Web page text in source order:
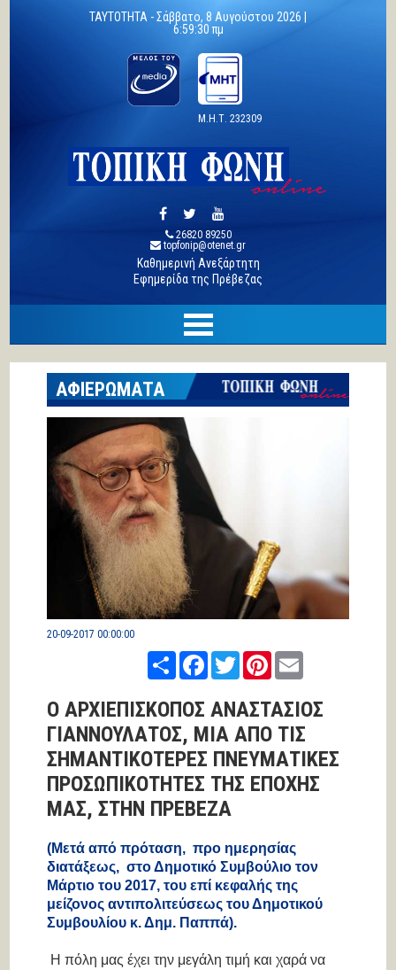
TAYTOTHTA -Σάββατο, 8 Αυγούστου 2026 |
6:59:31 πμ
Μ.Η.Τ. 232309
26820 89250
topfonip@otenet.gr
Καθημερινή Ανεξάρτητη
Εφημερίδα της Πρέβεζας
ΑΦΙΕΡΩΜΑΤΑ
20-09-2017 00:00:00
ShareFacebook
TwitterPinterestEmail
Ο ΑΡΧΙΕΠΙΣΚΟΠΟΣ ΑΝΑΣΤΑΣΙΟΣ
ΓΙΑΝΝΟΥΛΑΤΟΣ, ΜΙΑ ΑΠΟ ΤΙΣ
ΣΗΜΑΝΤΙΚΟΤΕΡΕΣ ΠΝΕΥΜΑΤΙΚΕΣ
ΠΡΟΣΩΠΙΚΟΤΗΤΕΣ ΤΗΣ ΕΠΟΧΗΣ
ΜΑΣ, ΣΤΗΝ ΠΡΕΒΕΖΑ
(Μετά από πρόταση, προ ημερησίας
διατάξεως, στο Δημοτικό Συμβούλιο τον
Μάρτιο του 2017, του επί κεφαλής της
μείζονος αντιπολιτεύσεως του Δημοτικού
Συμβουλίου κ. Δημ. Παππά).
Η πόλη μας έχει την μεγάλη τιμή και χαρά να